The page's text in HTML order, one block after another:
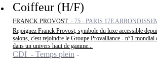
Coiffeur (H/F)
FRANCK PROVOST - 75 - PARIS 17E
Rejoignez Franck Provost, symbole du luxe accessible
salons, c'est rejoindre le Groupe Provalliance - n°1
dans un univers haut de gamme...
CDI - Temps plein